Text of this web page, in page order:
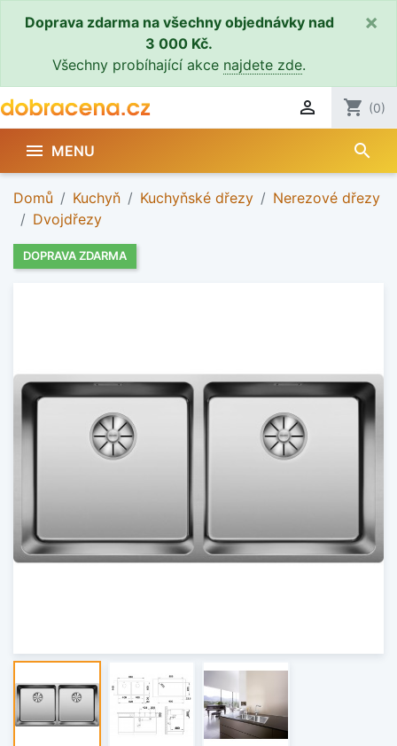
Doprava zdarma na všechny objednávky nad
3 000 Kč.
Všechny probíhající akce najdete zde.
×
 shopping_cart (0)
 MENU search
Domů Kuchyň Kuchyňské dřezy
Nerezové dřezy
Dvojdřezy
DOPRAVA ZDARMA